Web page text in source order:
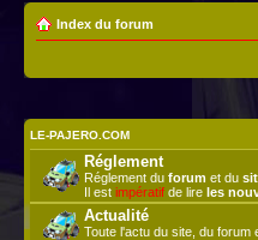
Index du forum
LE-PAJERO.COM
Réglement
Réglement du forum et du
Il est impératif de lire les
Actualité
Toute l'actu du site, du forum